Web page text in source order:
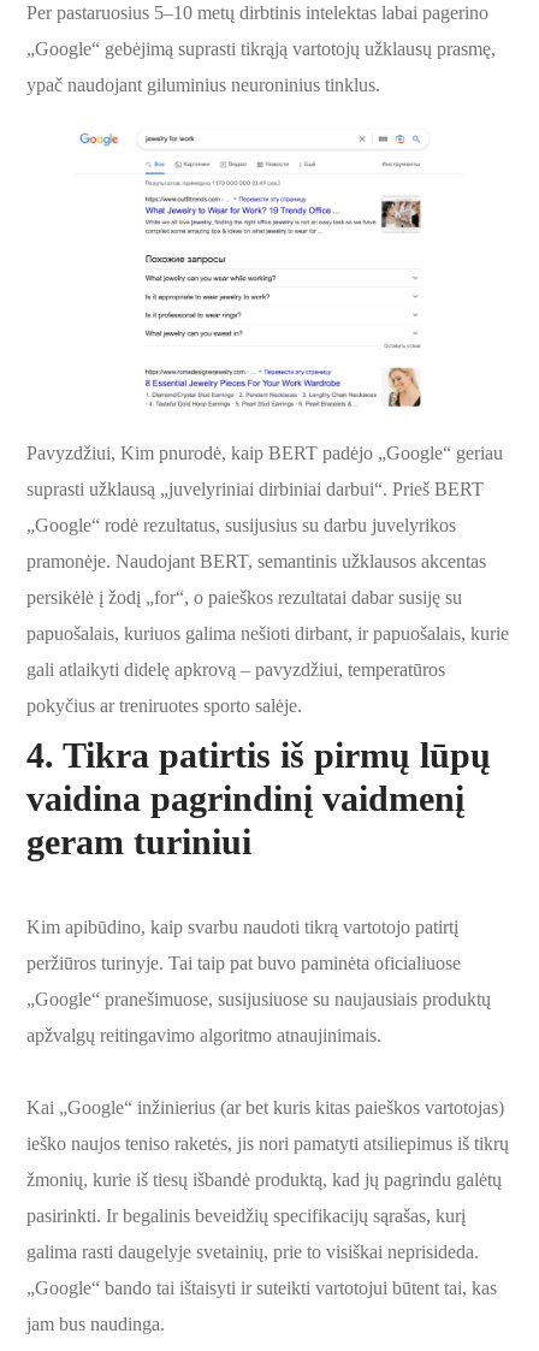
Per pastaruosius 5–10 metų dirbtinis intelektas labai pagerino
„Google“ gebėjimą suprasti tikrąją vartotojų užklausų prasmę,
ypač naudojant giluminius neuroninius tinklus.
Pavyzdžiui, Kim pnurodė, kaip BERT padėjo „Google“ geriau
suprasti užklausą „juvelyriniai dirbiniai darbui“. Prieš BERT
„Google“ rodė rezultatus, susijusius su darbu juvelyrikos
pramonėje. Naudojant BERT, semantinis užklausos akcentas
persikėlė į žodį „for“, o paieškos rezultatai dabar susiję su
papuošalais, kuriuos galima nešioti dirbant, ir papuošalais, kurie
gali atlaikyti didelę apkrovą – pavyzdžiui, temperatūros
pokyčius ar treniruotes sporto salėje.
4. Tikra patirtis iš pirmų lūpų
vaidina pagrindinį vaidmenį
geram turiniui
Kim apibūdino, kaip svarbu naudoti tikrą vartotojo patirtį
peržiūros turinyje. Tai taip pat buvo paminėta oficialiuose
„Google“ pranešimuose, susijusiuose su naujausiais produktų
apžvalgų reitingavimo algoritmo atnaujinimais.
Kai „Google“ inžinierius (ar bet kuris kitas paieškos vartotojas)
ieško naujos teniso raketės, jis nori pamatyti atsiliepimus iš tikrų
žmonių, kurie iš tiesų išbandė produktą, kad jų pagrindu galėtų
pasirinkti. Ir begalinis beveidžių specifikacijų sąrašas, kurį
galima rasti daugelyje svetainių, prie to visiškai neprisideda.
„Google“ bando tai ištaisyti ir suteikti vartotojui būtent tai, kas
jam bus naudinga.